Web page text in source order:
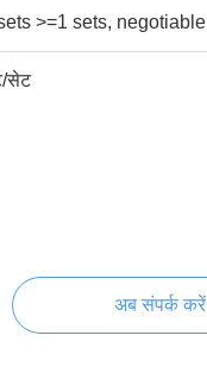
>=1 sets, negotiable
सेट
अब संपर्क करें